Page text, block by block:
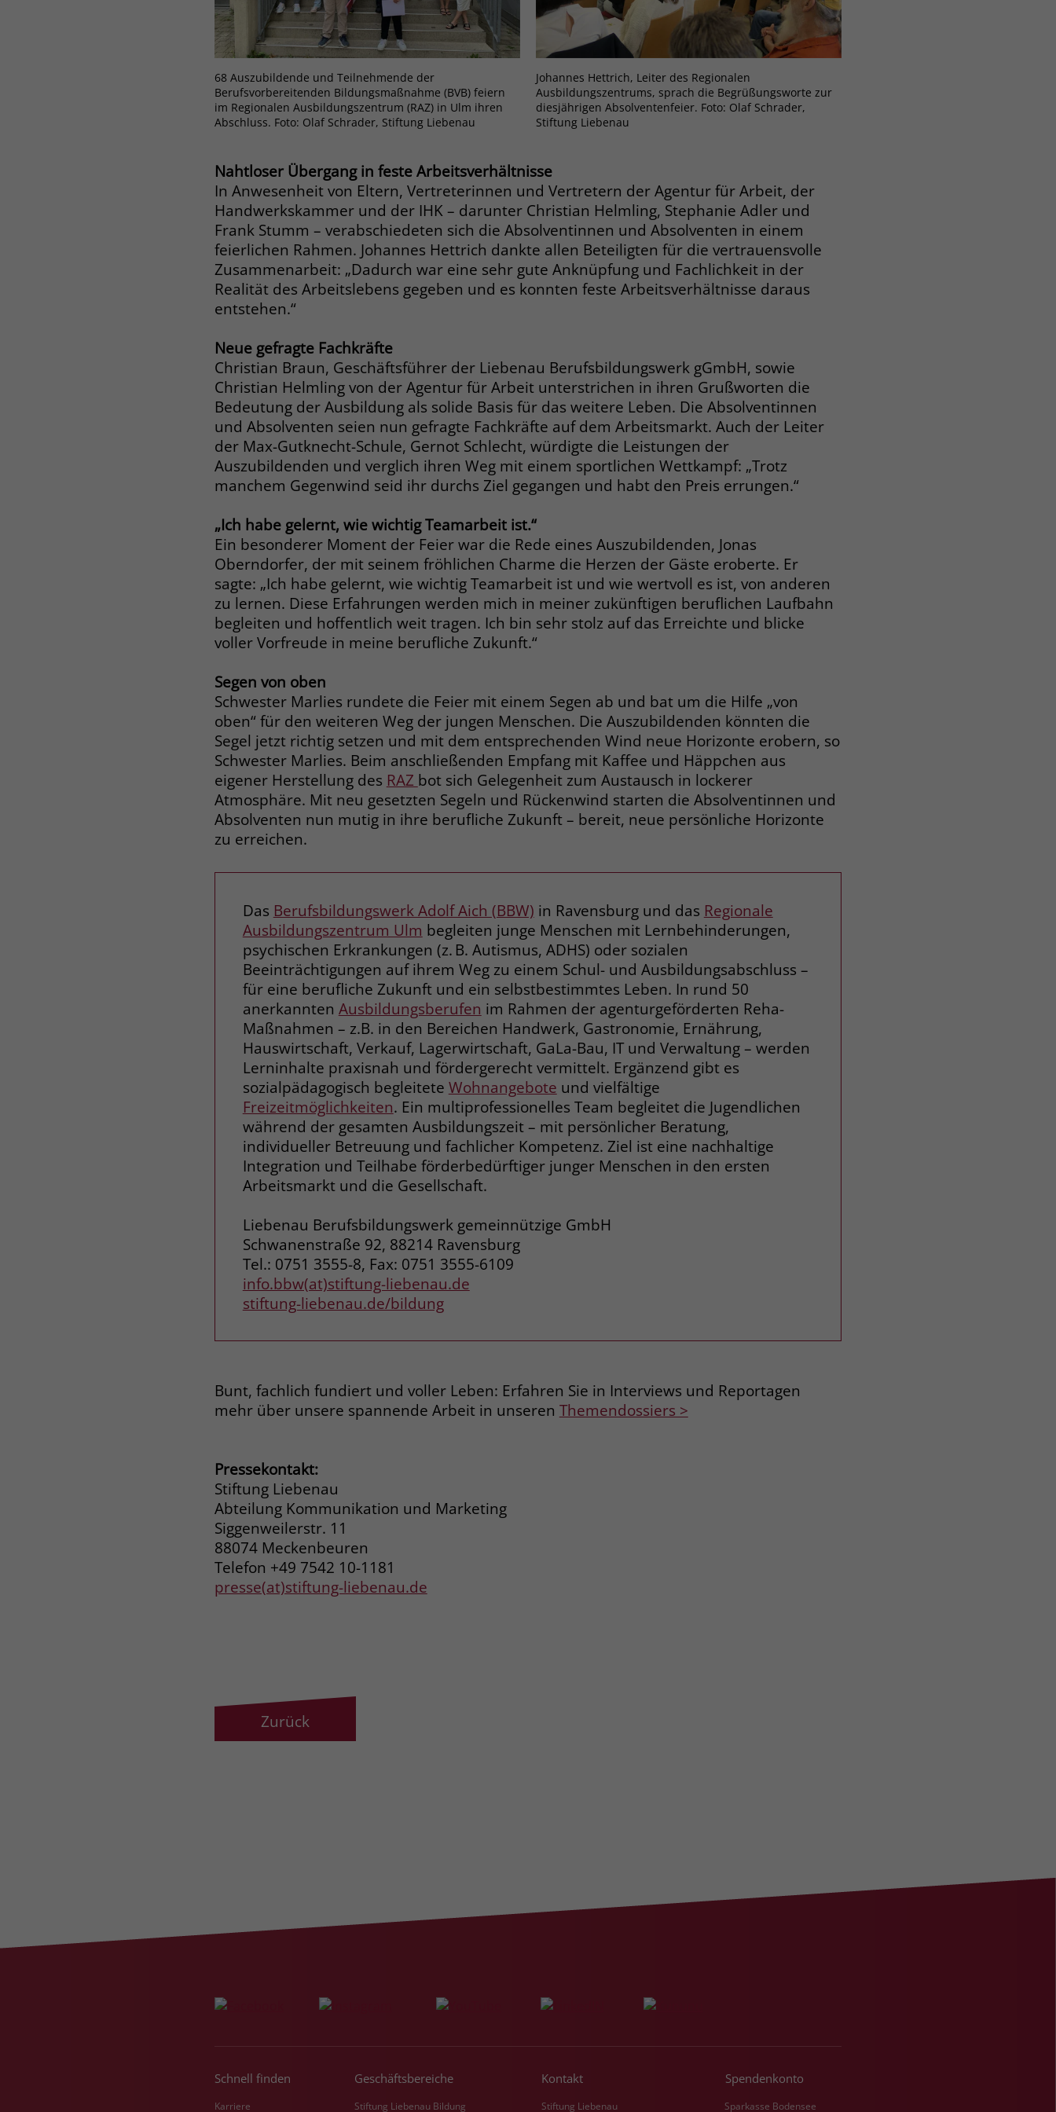
68 Auszubildende und Teilnehmende der
Berufsvorbereitenden Bildungsmaßnahme (BVB) feiern
im Regionalen Ausbildungszentrum (RAZ) in Ulm ihren
Abschluss. Foto: Olaf Schrader, Stiftung Liebenau
Johannes Hettrich, Leiter des Regionalen
Ausbildungszentrums, sprach die Begrüßungsworte zur
diesjährigen Absolventenfeier. Foto: Olaf Schrader,
Stiftung Liebenau
Nahtloser Übergang in feste Arbeitsverhältnisse
In Anwesenheit von Eltern, Vertreterinnen und Vertretern der Agentur für Arbeit, der
Handwerkskammer und der IHK – darunter Christian Helmling, Stephanie Adler und
Frank Stumm – verabschiedeten sich die Absolventinnen und Absolventen in einem
feierlichen Rahmen. Johannes Hettrich dankte allen Beteiligten für die vertrauensvolle
Zusammenarbeit: „Dadurch war eine sehr gute Anknüpfung und Fachlichkeit in der
Realität des Arbeitslebens gegeben und es konnten feste Arbeitsverhältnisse daraus
entstehen.“
Neue gefragte Fachkräfte
Christian Braun, Geschäftsführer der Liebenau Berufsbildungswerk gGmbH, sowie
Christian Helmling von der Agentur für Arbeit unterstrichen in ihren Grußworten die
Bedeutung der Ausbildung als solide Basis für das weitere Leben. Die Absolventinnen
und Absolventen seien nun gefragte Fachkräfte auf dem Arbeitsmarkt. Auch der Leiter
der Max-Gutknecht-Schule, Gernot Schlecht, würdigte die Leistungen der
Auszubildenden und verglich ihren Weg mit einem sportlichen Wettkampf: „Trotz
manchem Gegenwind seid ihr durchs Ziel gegangen und habt den Preis errungen.“
„Ich habe gelernt, wie wichtig Teamarbeit ist.“
Ein besonderer Moment der Feier war die Rede eines Auszubildenden, Jonas
Oberndorfer, der mit seinem fröhlichen Charme die Herzen der Gäste eroberte. Er
sagte: „Ich habe gelernt, wie wichtig Teamarbeit ist und wie wertvoll es ist, von anderen
zu lernen. Diese Erfahrungen werden mich in meiner zukünftigen beruflichen Laufbahn
begleiten und hoffentlich weit tragen. Ich bin sehr stolz auf das Erreichte und blicke
voller Vorfreude in meine berufliche Zukunft.“
Segen von oben
Schwester Marlies rundete die Feier mit einem Segen ab und bat um die Hilfe „von
oben“ für den weiteren Weg der jungen Menschen. Die Auszubildenden könnten die
Segel jetzt richtig setzen und mit dem entsprechenden Wind neue Horizonte erobern, so
Schwester Marlies. Beim anschließenden Empfang mit Kaffee und Häppchen aus
eigener Herstellung des RAZ bot sich Gelegenheit zum Austausch in lockerer
Atmosphäre. Mit neu gesetzten Segeln und Rückenwind starten die Absolventinnen und
Absolventen nun mutig in ihre berufliche Zukunft – bereit, neue persönliche Horizonte
zu erreichen.
Das Berufsbildungswerk Adolf Aich (BBW) in Ravensburg und das Regionale
Ausbildungszentrum Ulm begleiten junge Menschen mit Lernbehinderungen,
psychischen Erkrankungen (z. B. Autismus, ADHS) oder sozialen
Beeinträchtigungen auf ihrem Weg zu einem Schul- und Ausbildungsabschluss –
für eine berufliche Zukunft und ein selbstbestimmtes Leben. In rund 50
anerkannten Ausbildungsberufen im Rahmen der agenturgeförderten Reha-
Maßnahmen – z.B. in den Bereichen Handwerk, Gastronomie, Ernährung,
Hauswirtschaft, Verkauf, Lagerwirtschaft, GaLa-Bau, IT und Verwaltung – werden
Lerninhalte praxisnah und fördergerecht vermittelt. Ergänzend gibt es
sozialpädagogisch begleitete Wohnangebote und vielfältige
Freizeitmöglichkeiten. Ein multiprofessionelles Team begleitet die Jugendlichen
während der gesamten Ausbildungszeit – mit persönlicher Beratung,
individueller Betreuung und fachlicher Kompetenz. Ziel ist eine nachhaltige
Integration und Teilhabe förderbedürftiger junger Menschen in den ersten
Arbeitsmarkt und die Gesellschaft.
Liebenau Berufsbildungswerk gemeinnützige GmbH
Schwanenstraße 92, 88214 Ravensburg
Tel.: 0751 3555-8, Fax: 0751 3555-6109
info.bbw(at)stiftung-liebenau.de
stiftung-liebenau.de/bildung
Bunt, fachlich fundiert und voller Leben: Erfahren Sie in Interviews und Reportagen
mehr über unsere spannende Arbeit in unseren Themendossiers >
Pressekontakt:
Stiftung Liebenau
Abteilung Kommunikation und Marketing
Siggenweilerstr. 11
88074 Meckenbeuren
Telefon +49 7542 10-1181
presse(at)stiftung-liebenau.de
Zurück
Schnell finden
Karriere
Geschäftsbereiche
Stiftung Liebenau Bildung
Kontakt Spendenkonto
Stiftung Liebenau Sparkasse Bodensee
Name PHPSESSID
Anbieter stiftung-liebenau.de
Laufzeit Session
Zweck
Behält die Zustände des Benutzers bei allen
Name cookie_optin
Anbieter www.stiftung-liebenau.de
Laufzeit 1 Monat
Behält die Zustimmung des Benutzers zum
Name __cf_bm
Anbieter .fonts.net
Laufzeit 30 Minuten
Zweck
This cookie, set by Cloudflare, is used to
support Cloudflare Bot Management.
Name JSessionID
Anbieter jobs.stiftung-liebenau.de
Laufzeit Session
Zweck
Behält die Zustände des Benutzers bei allen
Seitenanfragen bei.
Zweck
dass Aktionen, die bei späteren Besuchen
derselben Website durchgeführt werden, mit
derselben Benutzerkennung verknüpft
Name _clsk
Laufzeit 1 Jahr
Zweck
Microsoft Clarity setzt dieses Cookie, um die
Seitenaufrufe eines Benutzers zu speichern
und in einer einzigen Sitzungsaufzeichnung
zusammenzufassen.
Anbieter
Laufzeit 90 Tage
Zweck Enthält eine zufallsgenerierte User-ID.
Name _gcl_aw
Laufzeit 90 Tage
Zweck
Dieses Cookie wird gesetzt, wenn ein User
über einen Klick auf eine Google
Werbeanzeige auf die Website gelangt. Es
enthält Informationen darüber, welche
Werbeanzeige geklickt wurde, sodass erzielte
werden können.
Name _gcl_dc
Anbieter Google Ads
Laufzeit 90 Tage
Zweck
Werbeanzeige geklickt wurde, sodass erzielte
Erfolge wie z.B. Bestellungen oder
Kontaktanfragen der Anzeige zugewiesen
werden können.
Name _fbp
Anbieter Facebook
Laufzeit 3 Monate
Zweck
Der Zweck von _fbp ist vollständig auf die
Werbe- und Analysebemühungen von
Facebook zurückzuführen. Dieses Cookie ist
ein Erstanbieter-Cookie, d. h. Facebook
platziert es, während ein Verbraucher auf
Besuche eines Nutzers auf verschiedenen
Websites und meldet dieses Verhalten an
Facebook. Facebook kann dann die
gesammelten Daten nutzen, um den Nutzer
besser zu verstehen und bessere, relevantere
Informationen und wird von Facebook nur